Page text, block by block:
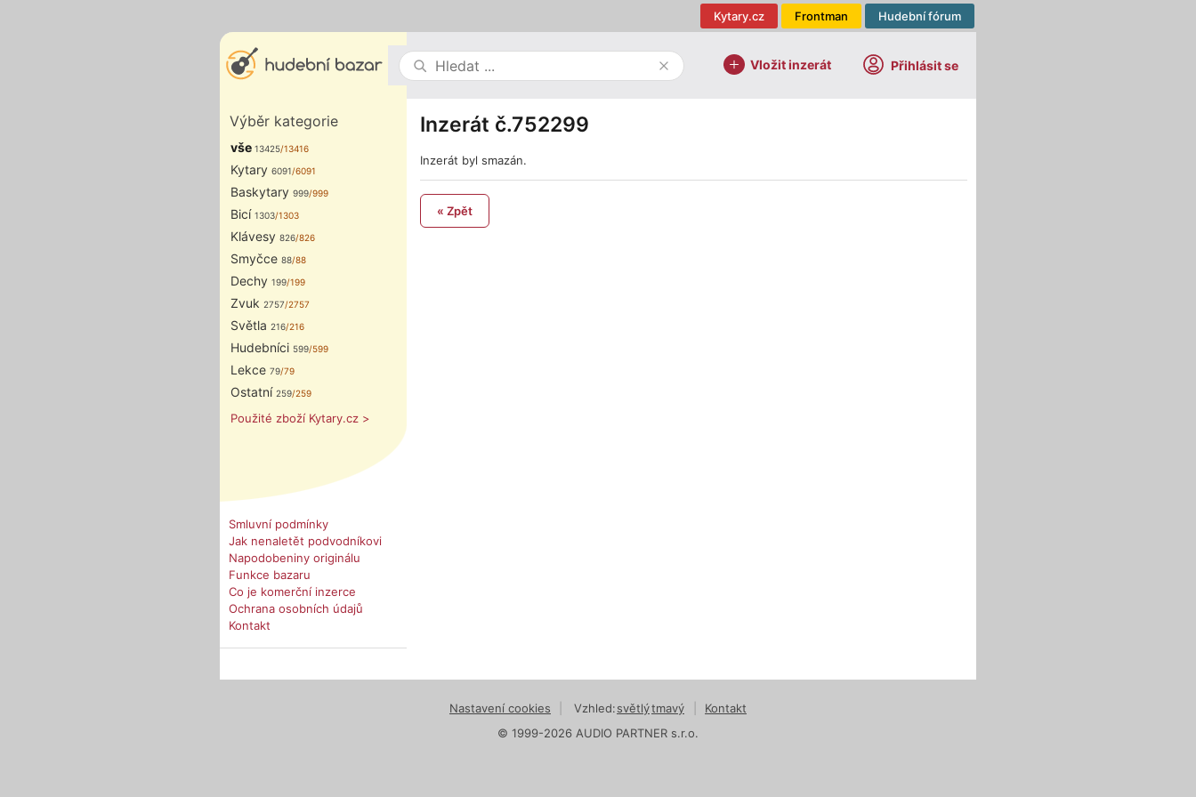
Hudební fórum
Frontman
Kytary.cz
Vložit inzerát Přihlásit se
Výběr kategorie
vše 13425/13416
Kytary 6091/6091
Baskytary 999/999
Bicí 1303/1303
Klávesy 826/826
Smyčce 88/88
Dechy 199/199
Zvuk 2757/2757
Světla 216/216
Hudebníci 599/599
Lekce 79/79
Ostatní 259/259
Použité zboží Kytary.cz >
Smluvní podmínky
Jak nenaletět podvodníkovi
Napodobeniny originálu
Funkce bazaru
Co je komerční inzerce
Ochrana osobních údajů
Kontakt
Inzerát č.752299
Inzerát byl smazán.
« Zpět
Nastavení cookies Vzhled:světlýtmavý
Kontakt
© 1999-2026 AUDIO PARTNER s.r.o.